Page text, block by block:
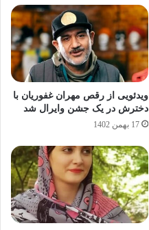
ویدئویی از رقص مهران غفوریان با
دخترش در یک جشن وایرال شد
17 بهمن 1402